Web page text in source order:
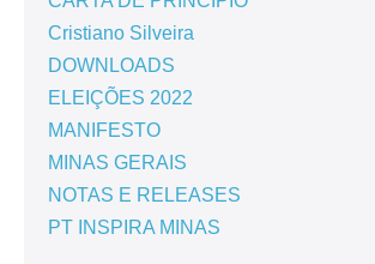
Cristiano Silveira
DOWNLOADS
ELEIÇÕES 2022
MANIFESTO
MINAS GERAIS
NOTAS E RELEASES
PT INSPIRA MINAS